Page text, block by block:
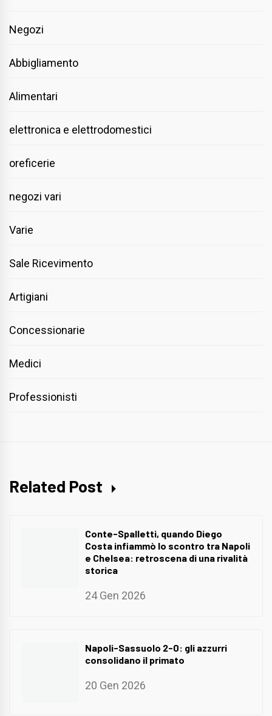
Negozi
Abbigliamento
Alimentari
elettronica e elettrodomestici
oreficerie
negozi vari
Varie
Sale Ricevimento
Artigiani
Concessionarie
Medici
Professionisti
Related Post
Conte-Spalletti, quando Diego
Costa infiammò lo scontro tra Napoli
e Chelsea: retroscena di una rivalità
storica
24 Gen 2026
Napoli-Sassuolo 2-0: gli azzurri
consolidano il primato
20 Gen 2026